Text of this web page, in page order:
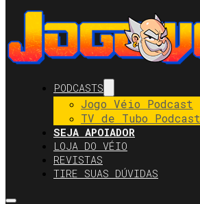
PODCASTS
Jogo Véio Podcast
TV de Tubo Podcast
SEJA APOIADOR
LOJA DO VÉIO
REVISTAS
TIRE SUAS DÚVIDAS